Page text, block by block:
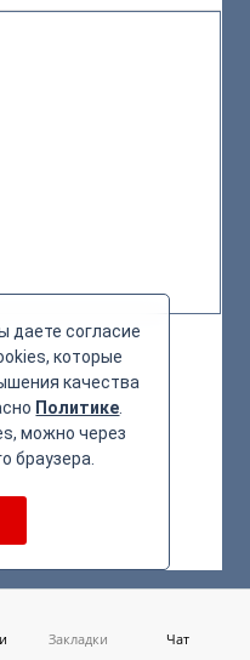
Закладки Чат
даете согласие
которые
качества
Политике
можно через
браузера.